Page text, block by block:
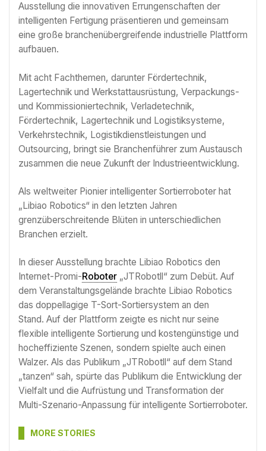
Ausstellung die innovativen Errungenschaften der
intelligenten Fertigung präsentieren und gemeinsam
eine große branchenübergreifende industrielle Plattform
aufbauen.
Mit acht Fachthemen, darunter Fördertechnik,
Lagertechnik und Werkstattausrüstung, Verpackungs-
und Kommissioniertechnik, Verladetechnik,
Fördertechnik, Lagertechnik und Logistiksysteme,
Verkehrstechnik, Logistikdienstleistungen und
Outsourcing, bringt sie Branchenführer zum Austausch
zusammen die neue Zukunft der Industrieentwicklung.
Als weltweiter Pionier intelligenter Sortierroboter hat
„Libiao Robotics“ in den letzten Jahren
grenzüberschreitende Blüten in unterschiedlichen
Branchen erzielt.
In dieser Ausstellung brachte Libiao Robotics den
Internet-Promi-Roboter „JTRobotll“ zum Debüt. Auf
dem Veranstaltungsgelände brachte Libiao Robotics
das doppellagige T-Sort-Sortiersystem an den
Stand. Auf der Plattform zeigte es nicht nur seine
flexible intelligente Sortierung und kostengünstige und
hocheffiziente Szenen, sondern spielte auch einen
Walzer. Als das Publikum „JTRobotll“ auf dem Stand
„tanzen“ sah, spürte das Publikum die Entwicklung der
Vielfalt und die Aufrüstung und Transformation der
Multi-Szenario-Anpassung für intelligente Sortierroboter.
MORE STORIES